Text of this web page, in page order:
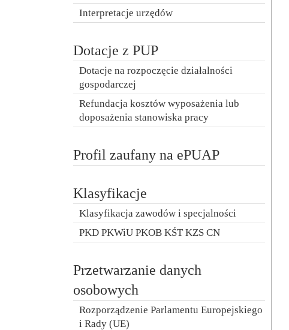
Interpretacje urzędów
Dotacje z PUP
Dotacje na rozpoczęcie działalności
gospodarczej
Refundacja kosztów wyposażenia lub
doposażenia stanowiska pracy
Profil zaufany na ePUAP
Klasyfikacje
Klasyfikacja zawodów i specjalności
PKD PKWiU PKOB KŚT KZS CN
Przetwarzanie danych
osobowych
Rozporządzenie Parlamentu Europejskiego
i Rady (UE)